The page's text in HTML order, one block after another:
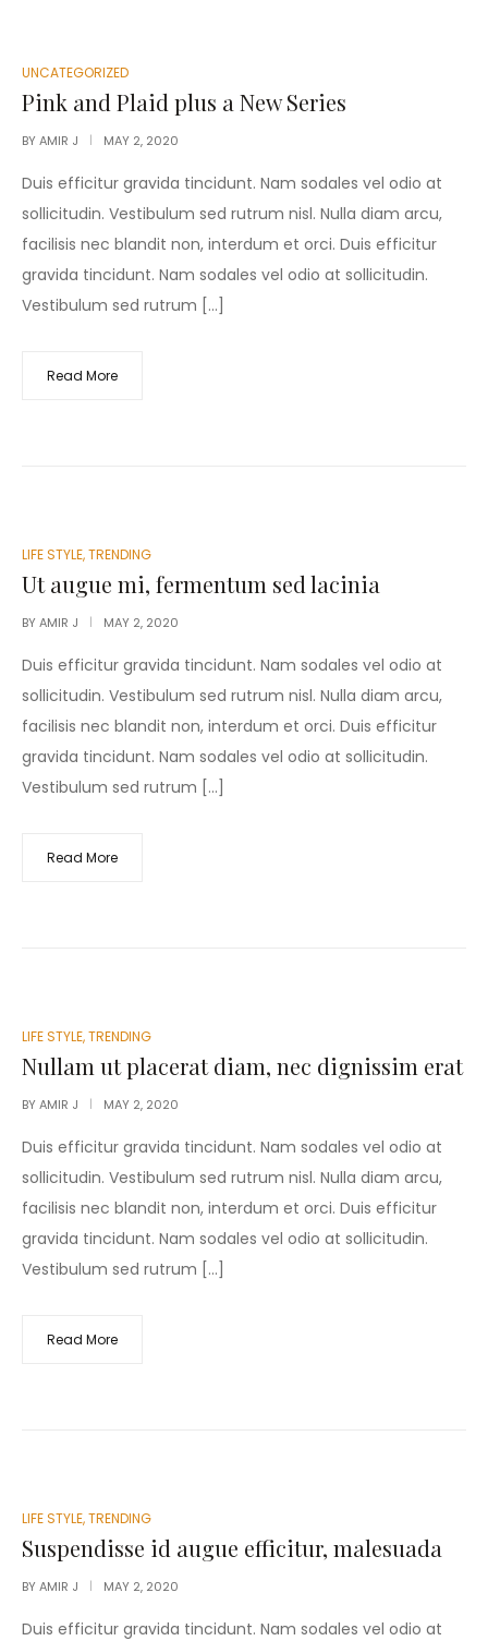
POSTED
IN
UNCATEGORIZED
Pink and Plaid plus a New Series
BYAMIR J MAY 2, 2020
Duis efficitur gravida tincidunt. Nam sodales vel odio at
sollicitudin. Vestibulum sed rutrum nisl. Nulla diam arcu,
facilisis nec blandit non, interdum et orci. Duis efficitur
gravida tincidunt. Nam sodales vel odio at sollicitudin.
Vestibulum sed rutrum […]
Read More
POSTED
IN
LIFE STYLE,TRENDING
Ut augue mi, fermentum sed lacinia
BYAMIR J MAY 2, 2020
Duis efficitur gravida tincidunt. Nam sodales vel odio at
sollicitudin. Vestibulum sed rutrum nisl. Nulla diam arcu,
facilisis nec blandit non, interdum et orci. Duis efficitur
gravida tincidunt. Nam sodales vel odio at sollicitudin.
Vestibulum sed rutrum […]
Read More
POSTED
IN
LIFE STYLE,TRENDING
Nullam ut placerat diam, nec dignissim erat
BYAMIR J MAY 2, 2020
Duis efficitur gravida tincidunt. Nam sodales vel odio at
sollicitudin. Vestibulum sed rutrum nisl. Nulla diam arcu,
facilisis nec blandit non, interdum et orci. Duis efficitur
gravida tincidunt. Nam sodales vel odio at sollicitudin.
Vestibulum sed rutrum […]
Read More
POSTED
IN
LIFE STYLE,TRENDING
Suspendisse id augue efficitur, malesuada
BYAMIR J MAY 2, 2020
Duis efficitur gravida tincidunt. Nam sodales vel odio at